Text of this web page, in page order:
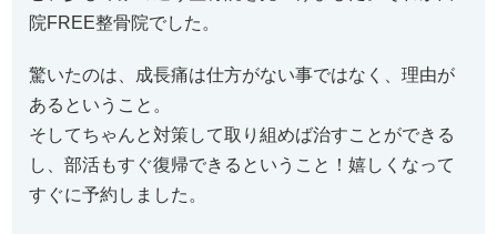
院FREE整骨院でした。
驚いたのは、成長痛は仕方がない事ではなく、理由が
あるということ。
そしてちゃんと対策して取り組めば治すことができる
し、部活もすぐ復帰できるということ！嬉しくなって
すぐに予約しました。